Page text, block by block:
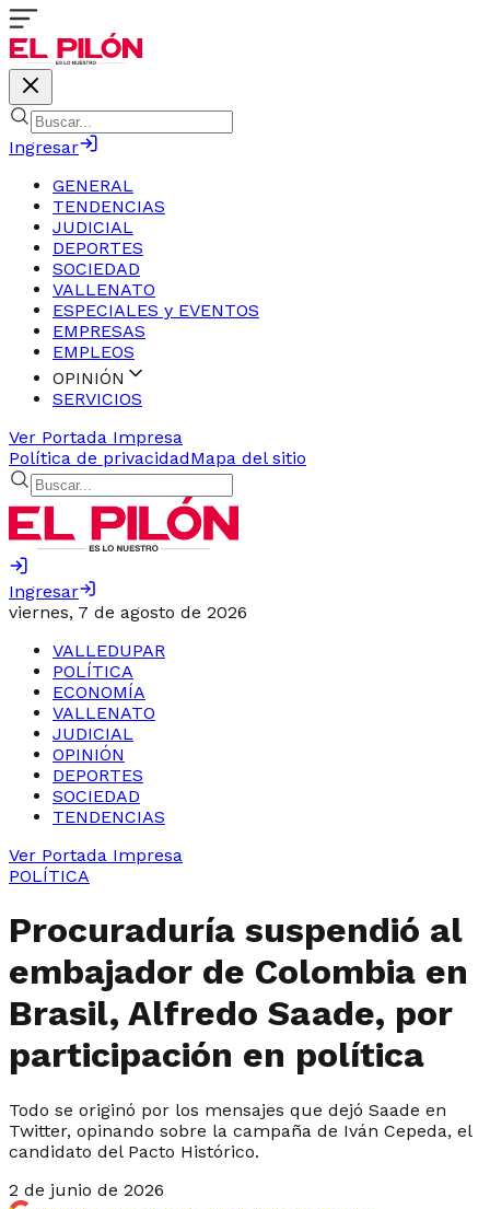
Ingresar
GENERAL
TENDENCIAS
JUDICIAL
DEPORTES
SOCIEDAD
VALLENATO
ESPECIALES y EVENTOS
EMPRESAS
EMPLEOS
OPINIÓN
SERVICIOS
Ver Portada Impresa
Política de privacidadMapa del sitio
Ingresar
viernes, 7 de agosto de 2026
VALLEDUPAR
POLÍTICA
ECONOMÍA
VALLENATO
JUDICIAL
OPINIÓN
DEPORTES
SOCIEDAD
TENDENCIAS
Ver Portada Impresa
POLÍTICA
Procuraduría suspendió al
embajador de Colombia en
Brasil, Alfredo Saade, por
participación en política
Todo se originó por los mensajes que dejó Saade en
Twitter, opinando sobre la campaña de Iván Cepeda, el
candidato del Pacto Histórico.
2 de junio de 2026